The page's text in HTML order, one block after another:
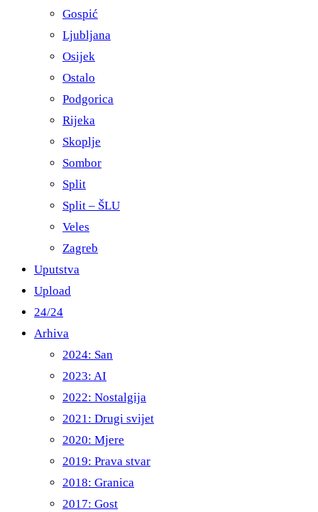
Gospić
Ljubljana
Osijek
Ostalo
Podgorica
Rijeka
Skoplje
Sombor
Split
Split – ŠLU
Veles
Zagreb
Uputstva
Upload
24/24
Arhiva
2024: San
2023: AI
2022: Nostalgija
2021: Drugi svijet
2020: Mjere
2019: Prava stvar
2018: Granica
2017: Gost